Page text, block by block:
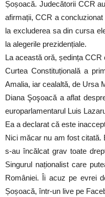
Șoșoacă. Judecătorii CCR
afirmații, CCR a
la excluderea sa din cursa
la alegerile prezidențiale.
La această oră, ședința CCR
Curtea Constituțională a
Amalia, iar cealaltă, de Ursa
Diana Şoşoacă a aflat
europarlamentarul Luis
Ea a declarat că este
Nici măcar nu am fost
s-au încălcat grav toate
Singurul naționalist care
României. Îi acuz pe evrei
Șoșoacă, într-un live pe